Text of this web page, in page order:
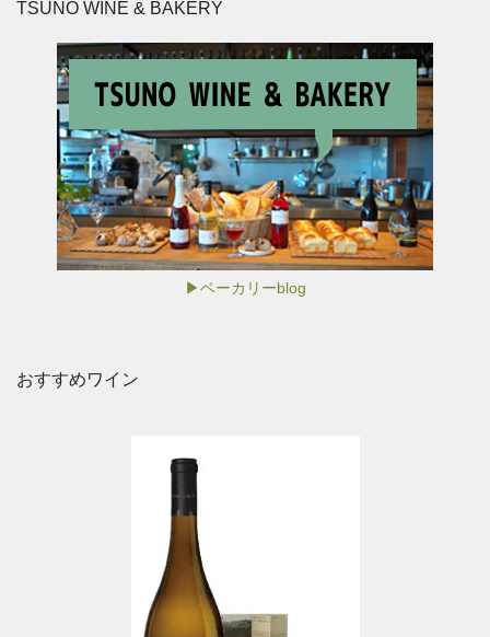
TSUNO WINE & BAKERY
▶ベーカリーblog
おすすめワイン